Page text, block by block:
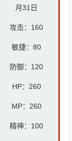
月31日
攻击： 160
敏捷：80
防御：120
HP：260
MP：260
精神：100